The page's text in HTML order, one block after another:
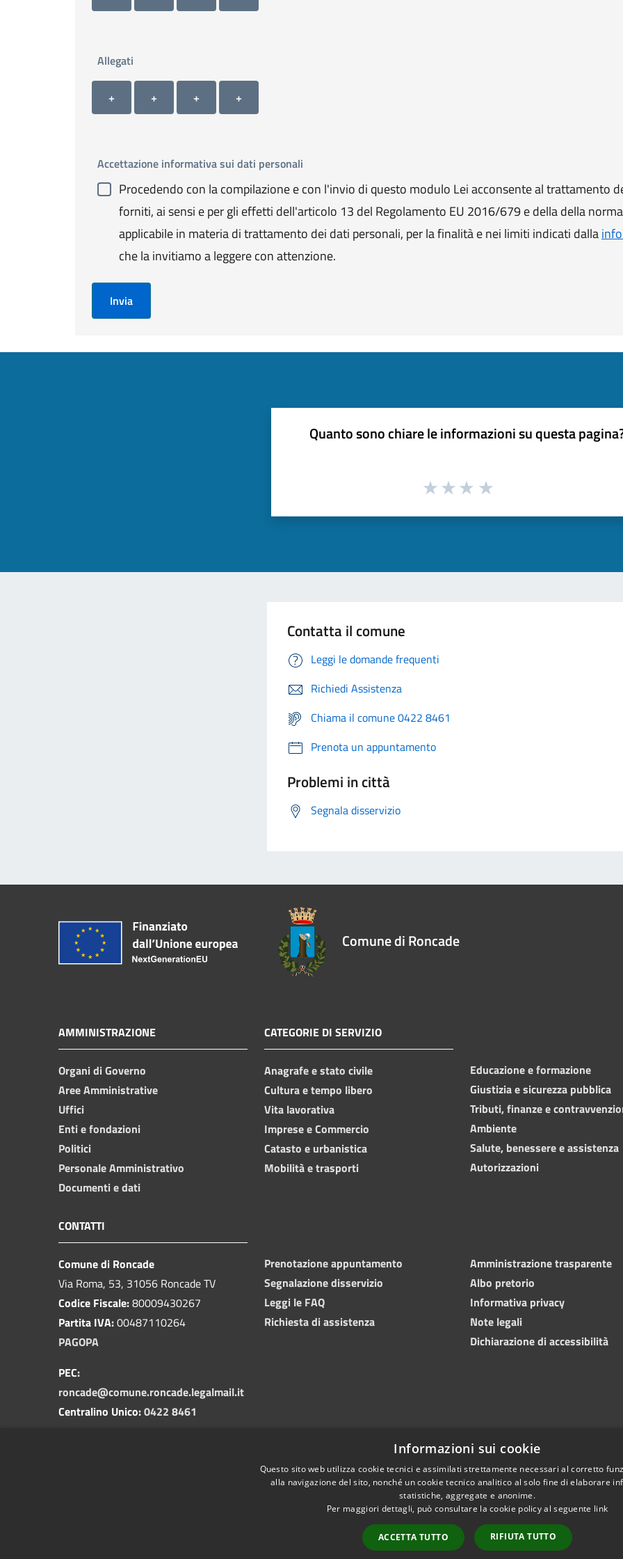
Allegati
Allegato 1
+
Allegato 2
+
Allegato 3
+
Allegato 4
+
Accettazione informativa sui dati personali
Procedendo con la compilazione e con l'invio di questo modulo Lei acconsente al trattamento
forniti, ai sensi e per gli effetti dell'articolo 13 del Regolamento EU 2016/679 e della della
applicabile in materia di trattamento dei dati personali, per la finalità e nei limiti indicati dalla
che la invitiamo a leggere con attenzione.
Invia
Quanto sono chiare le informazioni su questa
Contatta il comune
Leggi le domande frequenti
Richiedi Assistenza
Chiama il comune 0422 8461
Prenota un appuntamento
Problemi in città
Segnala disservizio
Comune di Roncade
AMMINISTRAZIONE
Organi di Governo
Aree Amministrative
Uffici
Enti e fondazioni
Politici
Personale Amministrativo
Documenti e dati
CATEGORIE DI SERVIZIO
Anagrafe e stato civile
Cultura e tempo libero
Vita lavorativa
Imprese e Commercio
Catasto e urbanistica
Mobilità e trasporti
Educazione e formazione
Giustizia e sicurezza pubblica
Tributi, finanze e
Ambiente
Salute, benessere e assistenza
Autorizzazioni
CONTATTI
Comune di Roncade
Via Roma, 53, 31056 Roncade TV
Codice Fiscale:80009430267
Partita IVA:00487110264
PAGOPA
PEC:
roncade@comune.roncade.legalmail.it
Centralino Unico:0422 8461
Prenotazione appuntamento
Segnalazione disservizio
Leggi le FAQ
Richiesta di assistenza
Amministrazione trasparente
Albo pretorio
Informativa privacy
Note legali
Dichiarazione di accessibilità
Informazioni sui cookie
Questo sito web utilizza cookie tecnici e assimilati strettamente necessari al corretto
alla navigazione del sito, nonché un cookie tecnico analitico al solo fine di elaborare
statistiche, aggregate e anonime.
Per maggiori dettagli, può consultare la cookie policy al seguente link
ACCETTA TUTTO RIFIUTA TUTTO